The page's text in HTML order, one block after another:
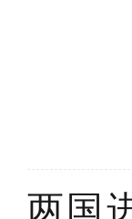
两国